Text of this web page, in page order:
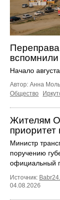
Начало
Автор: Анна
Общество
Жителям
приоритет
Министр
поручению
официальный
Источник:
04.08.2026